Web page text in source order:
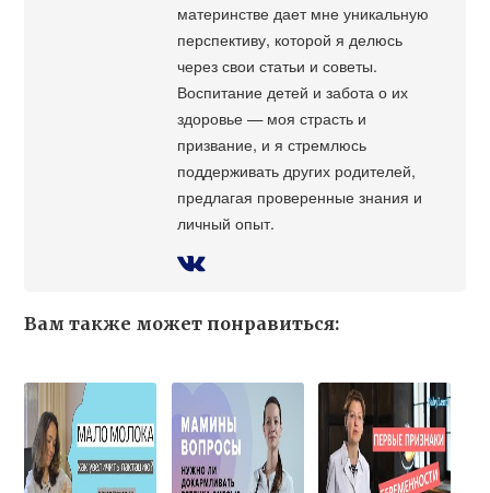
материнстве дает мне уникальную
перспективу, которой я делюсь
через свои статьи и советы.
Воспитание детей и забота о их
здоровье — моя страсть и
призвание, и я стремлюсь
поддерживать других родителей,
предлагая проверенные знания и
личный опыт.
Вам также может понравиться: